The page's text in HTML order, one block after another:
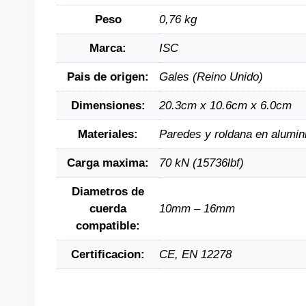
Peso 0,76 kg
Marca: ISC
Pais de origen: Gales (Reino Unido)
Dimensiones: 20.3cm x 10.6cm x 6.0cm
Materiales: Paredes y roldana en
Carga maxima: 70 kN (15736lbf)
Diametros de
cuerda
compatible:
10mm – 16mm
Certificacion: CE, EN 12278